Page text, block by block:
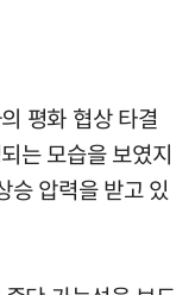
평화 협상 타결
는 모습을 보였지
승 압력을 받고 있